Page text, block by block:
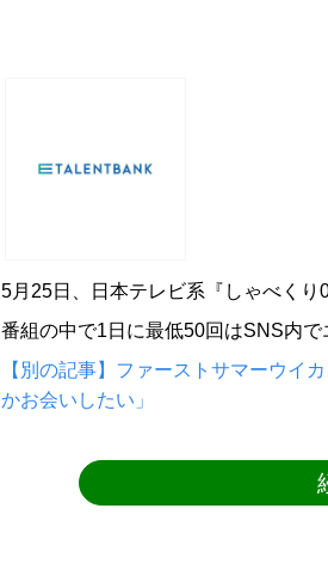
5月25日、日本テレビ系『しゃべくり
番組の中で1日に最低50回はSNS内
【別の記事】ファーストサマーウイ
かお会いしたい」